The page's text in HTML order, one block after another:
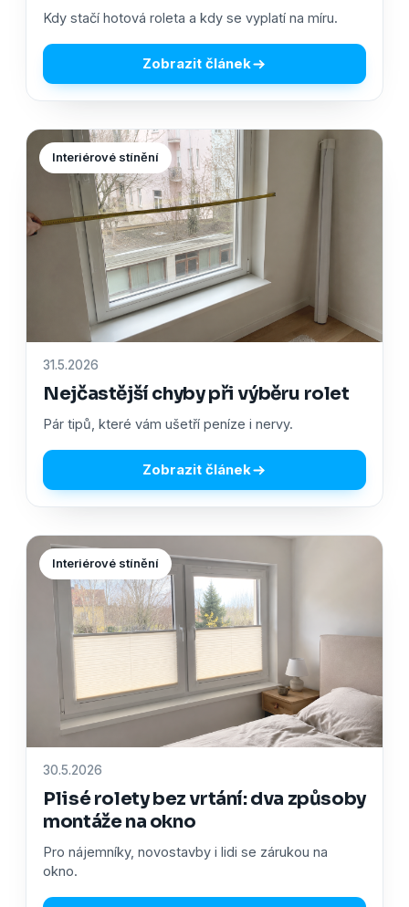
Kdy stačí hotová roleta a kdy se vyplatí na míru.
Zobrazit článek
Interiérové stínění
31.5.2026
Nejčastější chyby při výběru rolet
Pár tipů, které vám ušetří peníze i nervy.
Zobrazit článek
Interiérové stínění
30.5.2026
Plisé rolety bez vrtání: dva způsoby
montáže na okno
Pro nájemníky, novostavby i lidi se zárukou na
okno.